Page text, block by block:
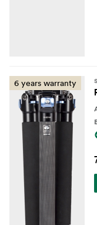
6 years warranty